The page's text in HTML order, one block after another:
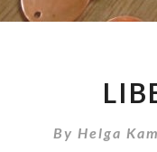
ByHelga